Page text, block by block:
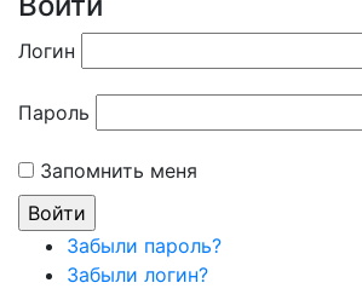
Логин
Пароль
Запомнить меня
Забыли пароль?
Забыли логин?